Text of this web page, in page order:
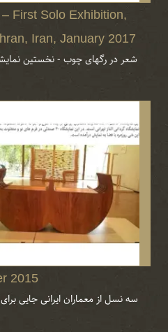
First Solo Exhibition,
Iran, January 2017
شعر در رگهای چوب - نخستین
2015
سه نسل از معماران ایرانی جایی